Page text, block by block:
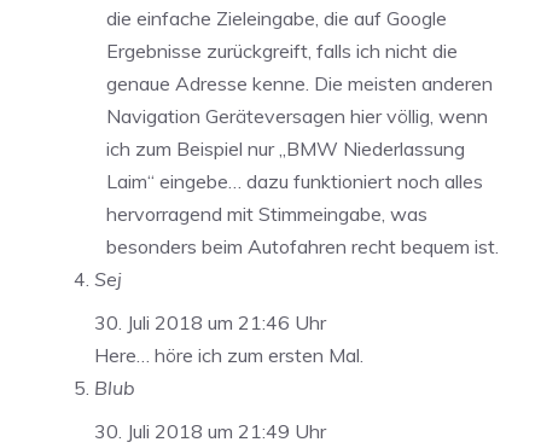
die einfache Zieleingabe, die auf Google
Ergebnisse zurückgreift, falls ich nicht die
genaue Adresse kenne. Die meisten anderen
Navigation Geräteversagen hier völlig, wenn
ich zum Beispiel nur „BMW Niederlassung
Laim“ eingebe… dazu funktioniert noch alles
hervorragend mit Stimmeingabe, was
besonders beim Autofahren recht bequem ist.
Sej
30. Juli 2018 um 21:46 Uhr
Here… höre ich zum ersten Mal.
Blub
30. Juli 2018 um 21:49 Uhr